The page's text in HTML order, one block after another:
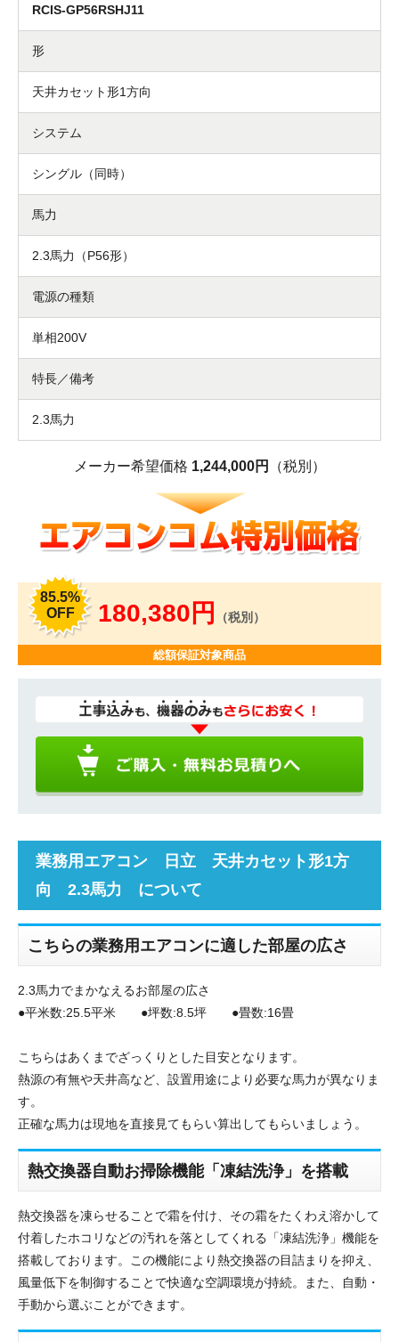
RCIS-GP56RSHJ11
形
天井カセット形1方向
システム
シングル（同時）
馬力
2.3馬力（P56形）
電源の種類
単相200V
特長／備考
2.3馬力
メーカー希望価格 1,244,000円 （税別）
85.5%
OFF
180,380円 （税別）
総額保証対象商品
業務用エアコン 日立 天井カセット形1方
向 2.3馬力 について
こちらの業務用エアコンに適した部屋の広さ
2.3馬力でまかなえるお部屋の広さ
●平米数:25.5平米 ●坪数:8.5坪 ●畳数:16畳
こちらはあくまでざっくりとした目安となります。
熱源の有無や天井高など、設置用途により必要な馬力が異なりま
す。
正確な馬力は現地を直接見てもらい算出してもらいましょう。
熱交換器自動お掃除機能「凍結洗浄」を搭載
熱交換器を凍らせることで霜を付け、その霜をたくわえ溶かして
付着したホコリなどの汚れを落としてくれる「凍結洗浄」機能を
搭載しております。この機能により熱交換器の目詰まりを抑え、
風量低下を制御することで快適な空調環境が持続。また、自動・
手動から選ぶことができます。